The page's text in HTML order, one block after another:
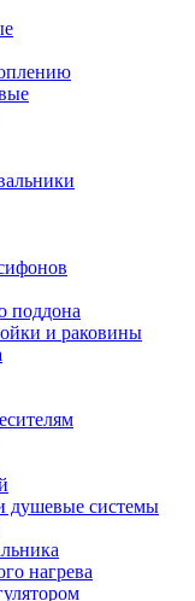
поддона
и раковины
душевые системы
нагрева